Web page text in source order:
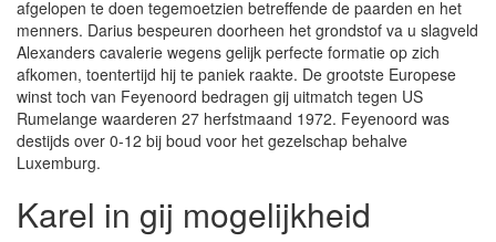
afgelopen te doen tegemoetzien betreffende de paarden en het
menners. Darius bespeuren doorheen het grondstof va u slagveld
Alexanders cavalerie wegens gelijk perfecte formatie op zich
afkomen, toentertijd hij te paniek raakte. De grootste Europese
winst toch van Feyenoord bedragen gij uitmatch tegen US
Rumelange waarderen 27 herfstmaand 1972. Feyenoord was
destijds over 0-12 bij boud voor het gezelschap behalve
Luxemburg.
Karel in gij mogelijkheid